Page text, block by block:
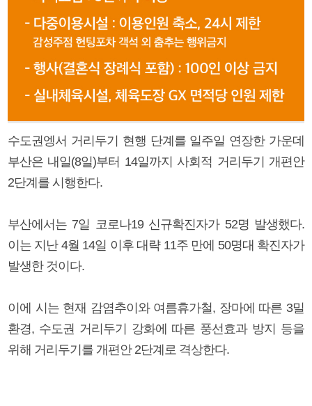
수도권엥서 거리두기 현행 단계를 일주일 연장한 가운데
부산은 내일(8일)부터 14일까지 사회적 거리두기 개편안
2단계를 시행한다.
부산에서는 7일 코로나19 신규확진자가 52명 발생했다.
이는 지난 4월 14일 이후 대략 11주 만에 50명대 확진자가
발생한 것이다.
이에 시는 현재 감염추이와 여름휴가철, 장마에 따른 3밀
환경, 수도권 거리두기 강화에 따른 풍선효과 방지 등을
위해 거리두기를 개편안 2단계로 격상한다.